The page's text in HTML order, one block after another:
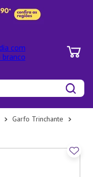
Garfo Trinchante